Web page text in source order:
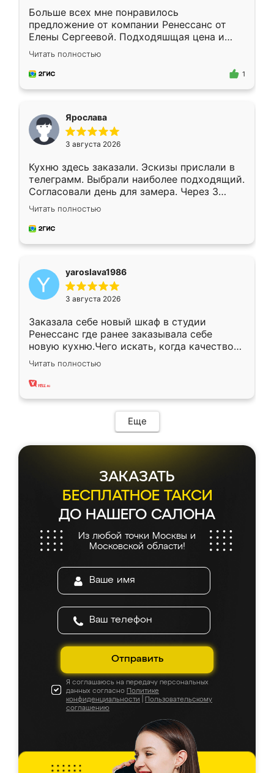
Больше всех мне понравилось
предложение от компании Ренессанс от
Елены Сергеевой. Подходяшщая цена и
короткие сроки изготовления. Приехавший
для замера сотрудник Владислав
предложил по моему эскизу самый
Читать полностью
1
Ярослава
3 августа 2026
Кухню здесь заказали. Эскизы прислали в
телеграмм. Выбрали наиболее подходящий.
Согласовали день для замера. Через 3
недели кухня была уже готова. Остались
довольны работой. Спасибо Ренессанс
мебель за качественную работу!
Читать полностью
yaroslava1986
3 августа 2026
Заказала себе новый шкаф в студии
Ренессанс где ранее заказывала себе
новую кухню.Чего искать, когда качеством
вполне довольна. Служит кухня уже почти
два года, нареканий нет.
Читать полностью
Еще
ЗАКАЗАТЬ
БЕСПЛАТНОЕ ТАКСИ
ДО НАШЕГО САЛОНА
Из любой точки Москвы и
Московской области!
Отправить
Я соглашаюсь на передачу персональных
данных согласно Политике
конфиденциальности
Пользовательскому
соглашению